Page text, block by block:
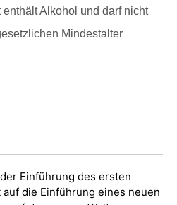
Alkohol und darf nicht
Mindestalter
Einführung des ersten
die Einführung eines neuen